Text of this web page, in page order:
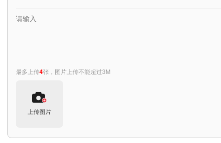
最多上传4张，图片上传不能超过3M
上传图片